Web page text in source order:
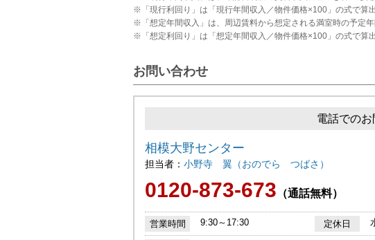
※「現行利回り」は「現行年間収入／物件価格×100」の式で算
※「想定年間収入」は、周辺賃料から想定される満室時の予定
※「想定利回り」は「想定年間収入／物件価格×100」の式で算
お問い合わせ
電話での
相模大野センター
担当者： 小野寺 翼（おのでら つばさ）
0120-873-673 （通話無料）
営業時間 9:30～17:30 定休日